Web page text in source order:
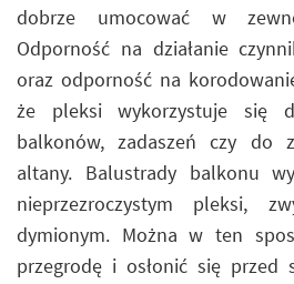
dobrze umocować w
Odporność na działanie
oraz odporność na
że pleksi wykorzystuje się
balkonów, zadaszeń czy do
altany. Balustrady balkonu
nieprzezroczystym pleksi,
dymionym. Można w ten
przegrodę i osłonić się przed